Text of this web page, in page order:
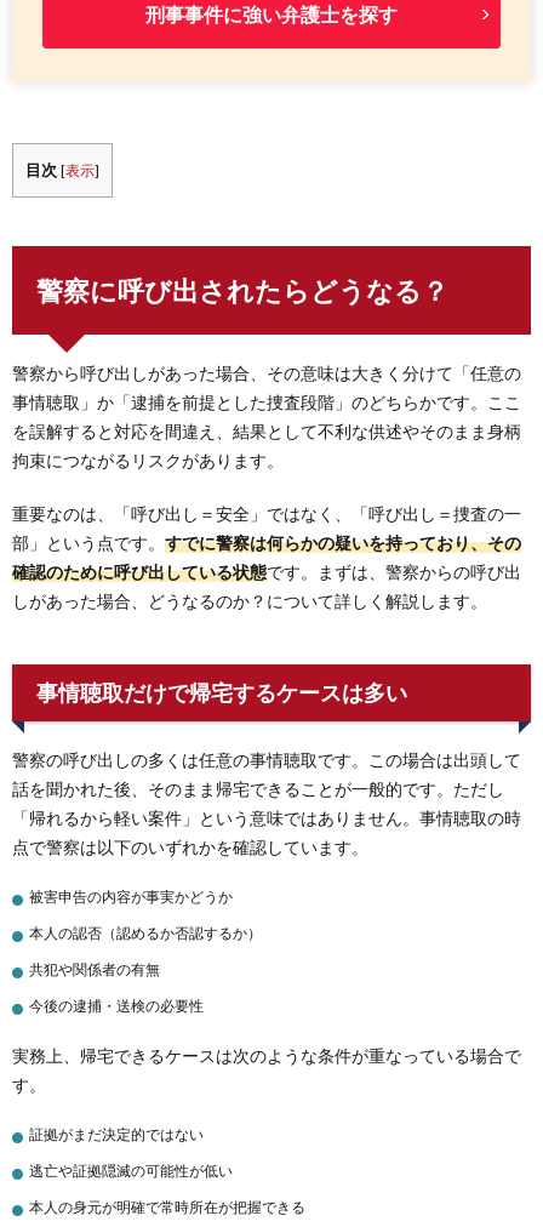
刑事事件に強い弁護士を探す
目次 [表示]
警察に呼び出されたらどうなる？
警察から呼び出しがあった場合、その意味は大きく分けて「任意の
事情聴取」か「逮捕を前提とした捜査段階」のどちらかです。ここ
を誤解すると対応を間違え、結果として不利な供述やそのまま身柄
拘束につながるリスクがあります。
重要なのは、「呼び出し＝安全」ではなく、「呼び出し＝捜査の一
部」という点です。 すでに警察は何らかの疑いを持っており、その
確認のために呼び出している状態です。まずは、警察からの呼び出
しがあった場合、どうなるのか？について詳しく解説します。
事情聴取だけで帰宅するケースは多い
警察の呼び出しの多くは任意の事情聴取です。この場合は出頭して
話を聞かれた後、そのまま帰宅できることが一般的です。ただし
「帰れるから軽い案件」という意味ではありません。事情聴取の時
点で警察は以下のいずれかを確認しています。
被害申告の内容が事実かどうか
本人の認否（認めるか否認するか）
共犯や関係者の有無
今後の逮捕・送検の必要性
実務上、帰宅できるケースは次のような条件が重なっている場合で
す。
証拠がまだ決定的ではない
逃亡や証拠隠滅の可能性が低い
本人の身元が明確で常時所在が把握できる